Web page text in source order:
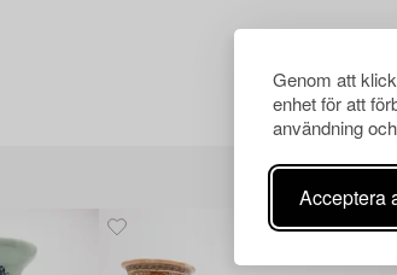
Genom att
enhet för att
användning
Acceptera